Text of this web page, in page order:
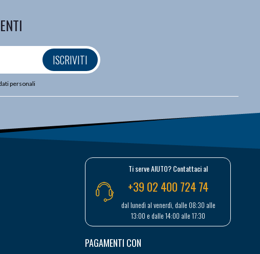
ISCRIVITI
personali
Ti serve AIUTO? Contattaci al
+39 02 400 724 74
dal lunedì al venerdì, dalle 08:30 alle
13:00 e dalle 14:00 alle 17:30
PAGAMENTI CON